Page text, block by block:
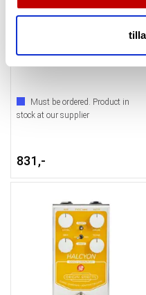
annonsering og
med annen informasjon
Nux Minicore NOD-1 Horseman Overdrive
Must be ordered. Product in
stock at our supplier
831,-